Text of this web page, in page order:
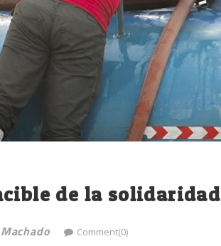
de la solidaridad
Comment(0)